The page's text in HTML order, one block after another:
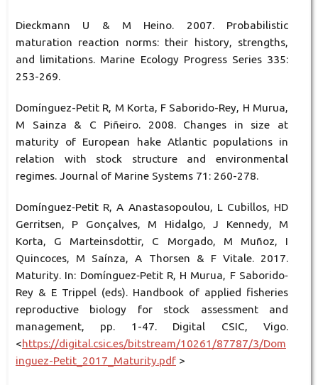
Dieckmann U & M Heino. 2007. Probabilistic
maturation reaction norms: their history, strengths,
and limitations. Marine Ecology Progress Series 335:
253-269.
Domínguez-Petit R, M Korta, F Saborido-Rey, H Murua,
M Sainza & C Piñeiro. 2008. Changes in size at
maturity of European hake Atlantic populations in
relation with stock structure and environmental
regimes. Journal of Marine Systems 71: 260-278.
Domínguez‐Petit R, A Anastasopoulou, L Cubillos, HD
Gerritsen, P Gonçalves, M Hidalgo, J Kennedy, M
Korta, G Marteinsdottir, C Morgado, M Muñoz, I
Quincoces, M Saínza, A Thorsen & F Vitale. 2017.
Maturity. In: Domínguez‐Petit R, H Murua, F Saborido‐
Rey & E Trippel (eds). Handbook of applied fisheries
reproductive biology for stock assessment and
management, pp. 1-47. Digital CSIC, Vigo.
<https://digital.csic.es/bitstream/10261/87787/3/Dom
inguez-Petit_2017_Maturity.pdf>